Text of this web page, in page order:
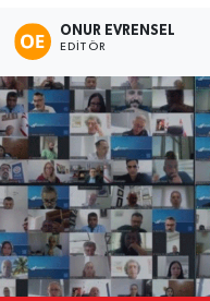
ONUR EVRENSEL
EDITÖR